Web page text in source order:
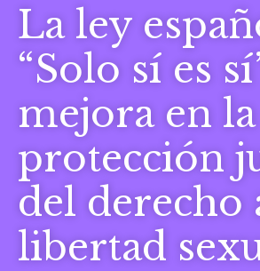
La ley
“Solo sí es
mejora en la
protección
del derecho
libertad